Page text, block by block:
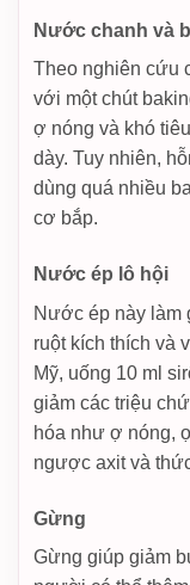
Nước chanh và
Theo nghiên cứu
với một chút
ợ nóng và khó
dày. Tuy nhiên,
dùng quá nhiều
cơ bắp.
Nước ép lô hội
Nước ép này làm
ruột kích thích và
Mỹ, uống 10 ml
giảm các triệu
hóa như ợ nóng,
ngược axit và
Gừng
Gừng giúp giảm